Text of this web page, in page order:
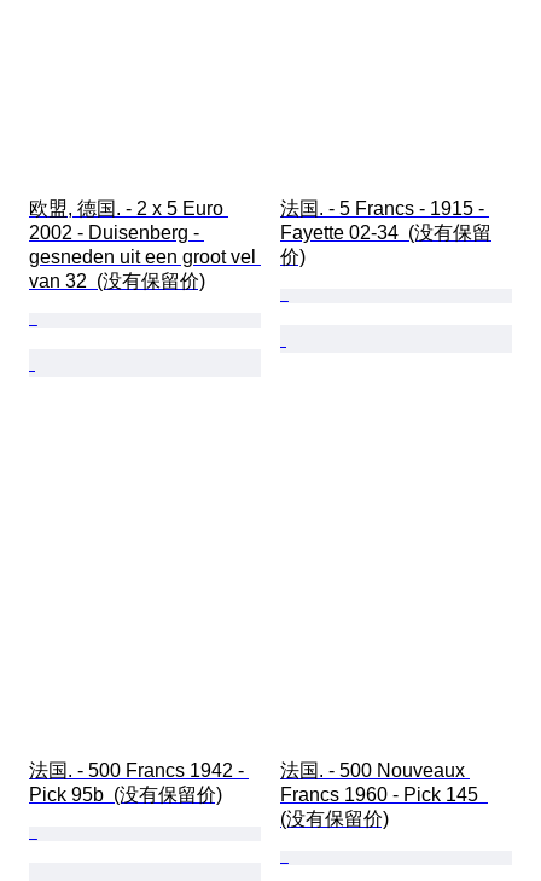
欧盟, 德国. - 2 x 5 Euro
2002 - Duisenberg -
gesneden uit een groot vel
van 32  (没有保留价)
法国. - 5 Francs - 1915 -
Fayette 02-34  (没有保留
价)
法国. - 500 Francs 1942 -
Pick 95b  (没有保留价)
法国. - 500 Nouveaux
Francs 1960 - Pick 145
(没有保留价)